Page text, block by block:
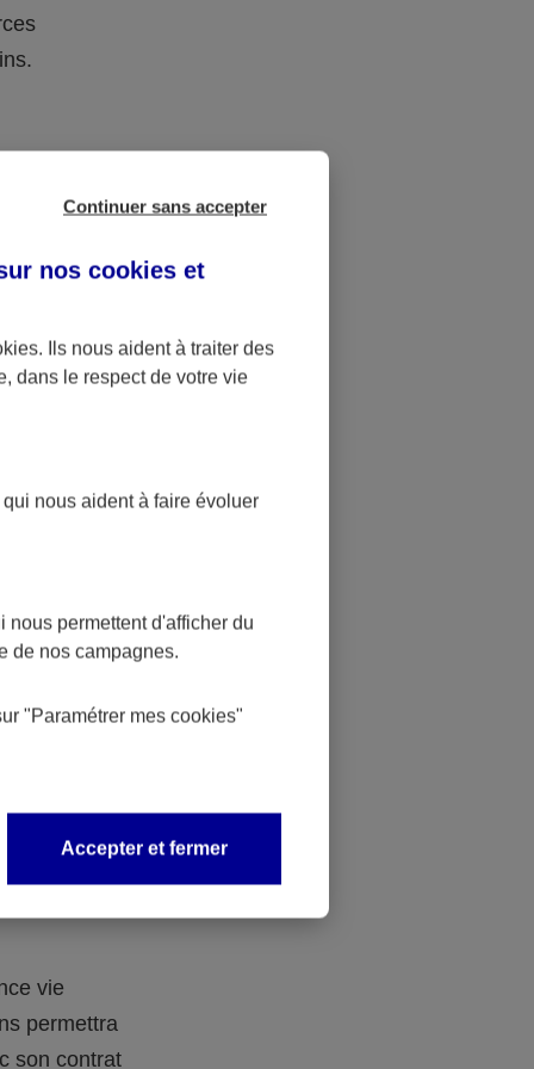
15 ans,
peuvent
€ de
ans.
la
dans
vie
permettra
son contrat
Continuer sans accepter
nos cookies et
. Ils nous aident à traiter des
dans le respect de votre vie
nous aident à faire évoluer
nous permettent d'afficher du
de nos campagnes.
"Paramétrer mes cookies"
Accepter et fermer